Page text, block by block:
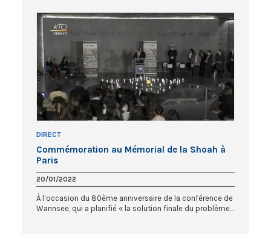
DIRECT
Commémoration au Mémorial de la Shoah à
Paris
20/01/2022
À l’occasion du 80ème anniversaire de la conférence de
Wannsee, qui a planifié « la solution finale du problème...